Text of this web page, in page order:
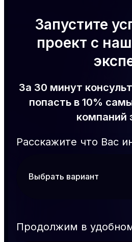
Запустите
проект с
За 30 минут
попасть в 10%
компаний
Расскажите что Вас
Продолжим в